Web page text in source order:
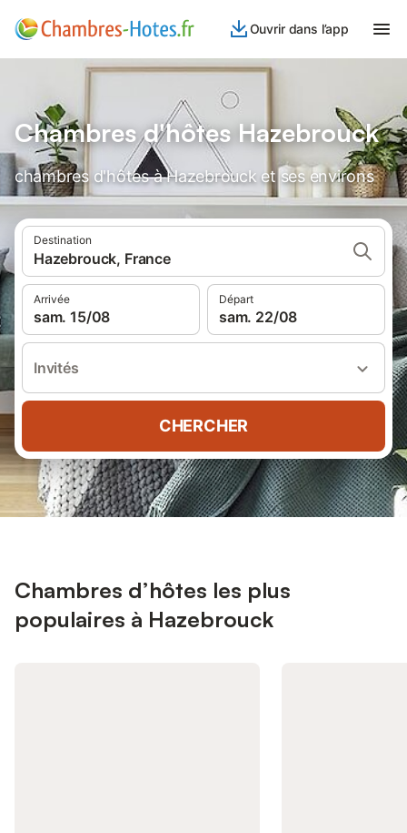
Ouvrir dans l’app
Chambres d'hôtes Hazebrouck
chambres d'hôtes à Hazebrouck et ses environs
Destination
Hazebrouck, France
Arrivée
sam. 15/08
Départ
sam. 22/08
Invités
CHERCHER
Chambres d’hôtes les plus
populaires à Hazebrouck